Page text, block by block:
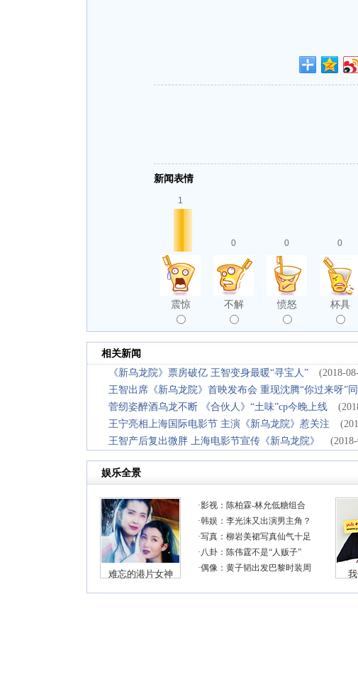
新闻表情
1
震惊
0
不解
0
愤怒
0
杯具
相关新闻
《新乌龙院》票房破亿 王智变身最暖“寻宝人”
(2018-
王智出席《新乌龙院》首映发布会 重现沈腾“你过来呀”同
菅纫姿醉酒乌龙不断 《合伙人》“土味”cp今晚上线
王宁亮相上海国际电影节 主演《新乌龙院》惹关注
王智产后复出微胖 上海电影节宣传《新乌龙院》